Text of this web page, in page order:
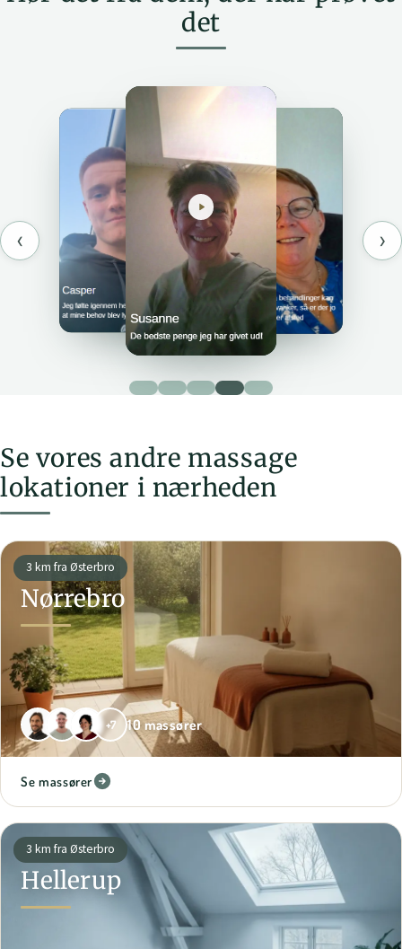
det
‹ ›
Se vores andre massage
lokationer i nærheden
3 km fra Østerbro
Nørrebro
+7 10 massører
Se massører
3 km fra Østerbro
Hellerup